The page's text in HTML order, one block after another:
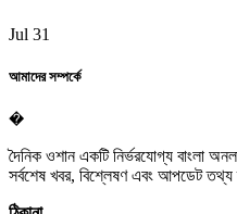
Jul 31
আমাদের সম্পর্কে
�
দৈনিক ওশান একটি নির্ভরযোগ্য বাংলা
সর্বশেষ খবর, বিশ্লেষণ এবং আপডেট